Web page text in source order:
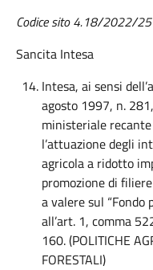
Codice sito 4.18/2022/25
Sancita Intesa
Intesa, ai sensi
agosto 1997, n.
ministeriale
l’attuazione degli
agricola a ridotto
promozione di
a valere sul “Fondo
all’art. 1, comma
160. (POLITICHE
FORESTALI)